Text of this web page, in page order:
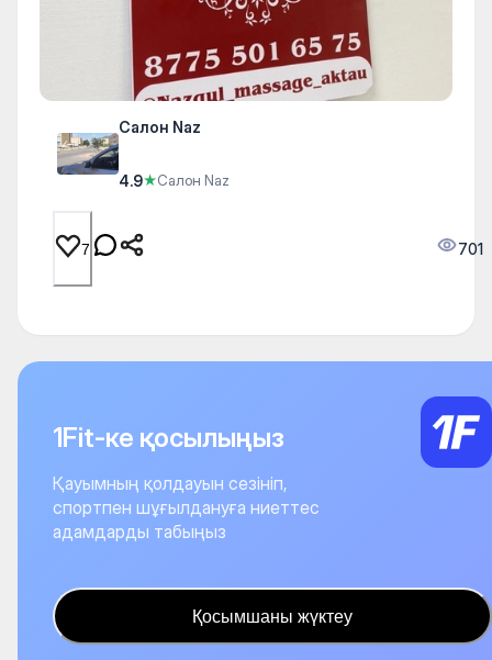
Салон Naz
4.9★Салон Naz
7 701
1Fit-ке қосылыңыз
Қауымның қолдауын сезініп,
спортпен шұғылдануға ниеттес
адамдарды табыңыз
Қосымшаны жүктеу